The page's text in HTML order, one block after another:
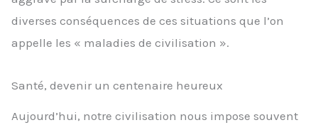
diverses conséquences de ces situations que l’on
appelle les « maladies de civilisation ».
Santé, devenir un centenaire heureux
Aujourd’hui, notre civilisation nous impose souvent